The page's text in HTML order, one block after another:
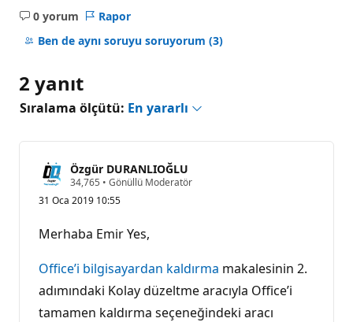
0 yorum
Açıklama
yok
Rapor
Ben de aynı soruyu soruyorum (3)
2 yanıt
Sıralama ölçütü: En yararlı
Özgür DURANLIOĞLU
34,765 S
y
ı
n
ı
k
p
u
a
• Gönüllü Moderatör
31 Oca 2019 10:55
Merhaba Emir Yes,
Office’i bilgisayardan kaldırma makalesinin 2.
adımındaki Kolay düzeltme aracıyla Office’i
tamamen kaldırma seçeneğindeki aracı